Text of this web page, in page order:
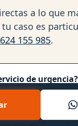
a lo que
caso es
624 155 985.
de urgencia?
incidencias